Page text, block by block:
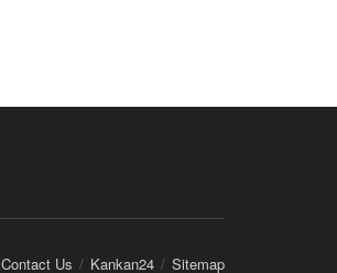
Contact Us Kankan24 Sitemap